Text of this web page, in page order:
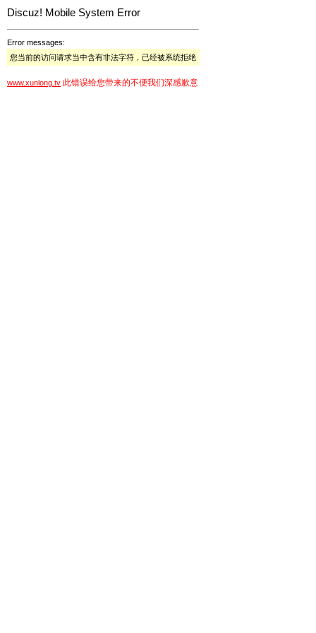
Discuz! Mobile System Error
Error messages:
您当前的访问请求当中含有非法字符，已经被系统拒绝
www.xunlong.tv 此错误给您带来的不便我们深感歉意